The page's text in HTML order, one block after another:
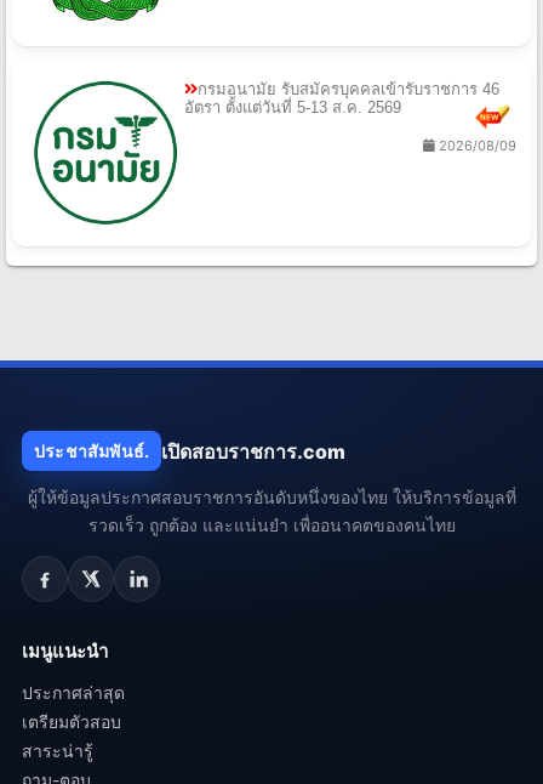
กรมอนามัย รับสมัครบุคคลเข้ารับราชการ 46
อัตรา ตั้งแต่วันที่ 5-13 ส.ค. 2569
2026/08/09
ประชาสัมพันธ์. เปิดสอบราชการ.com
ผู้ให้ข้อมูลประกาศสอบราชการอันดับหนึ่งของไทย ให้บริการข้อมูลที่
รวดเร็ว ถูกต้อง และแน่นยำ เพื่ออนาคตของคนไทย
เมนูแนะนำ
ประกาศล่าสุด
เตรียมตัวสอบ
สาระน่ารู้